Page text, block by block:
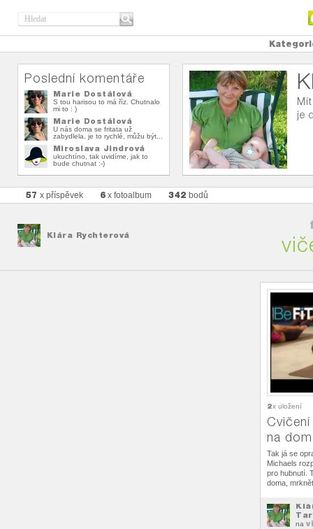
Poslední komentáře
Marie Dostálová
S tou harisou to má říz. Chutnalo
mi to : )
Marie Dostálová
U nás doma se fritata už
zabydlela, je to rychlé, můžu být...
Miroslava Jindrová
ukuchtíno, tak uvidíme, jak to
bude chutnat :-)
je
57 x příspěvek 6 x fotoalbum 342 bodů
Klára Rychterová
2x uložení
na
Tak já se
Michaels
pro hubnutí.
doma,
na